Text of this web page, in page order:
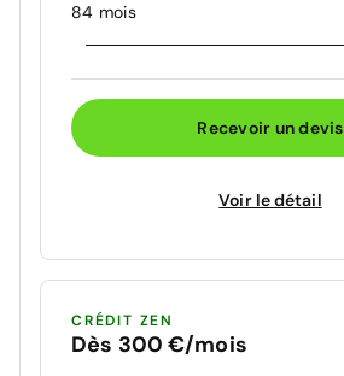
84 mois
Recevoir un devis
Voir le détail
CRÉDIT ZEN
Dès 300 €/mois